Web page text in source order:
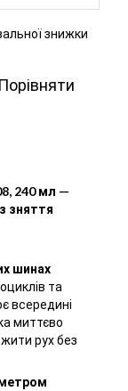
знижки
Порівняти
240 мл —
зняття
шинах
та
всередині
миттєво
рух без